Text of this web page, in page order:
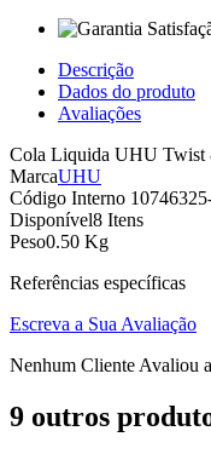
Descrição
Dados do produto
Avaliações
Cola Liquida UHU Twist
MarcaUHU
Código Interno
Disponível8 Itens
Peso0.50 Kg
Referências específicas
Escreva a Sua Avaliação
Nenhum Cliente Avaliou
9 outros